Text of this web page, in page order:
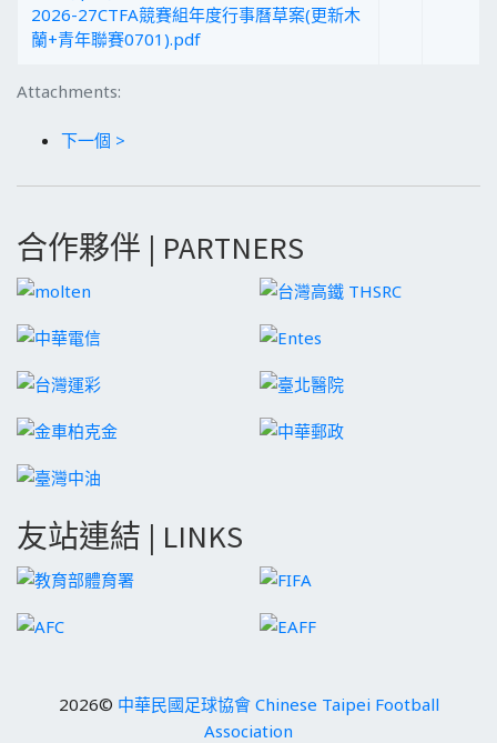
Attachments:
2026-27CTFA競賽組年度行事曆草案(更新木
蘭+青年聯賽0701).pdf
下一個 >
合作夥伴 | PARTNERS
友站連結 | LINKS
2026© 中華民國足球協會 Chinese Taipei Football
Association